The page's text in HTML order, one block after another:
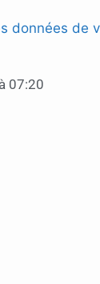
données de
à 07:20